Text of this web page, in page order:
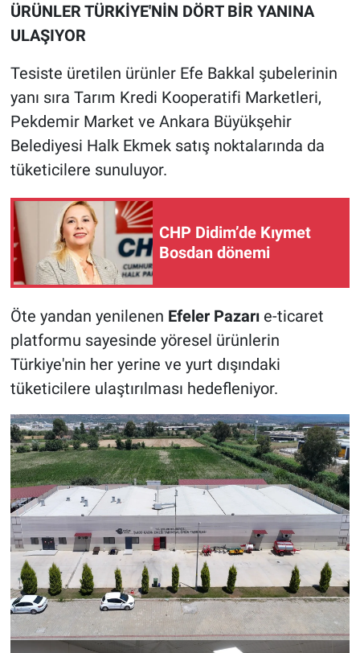
ÜRÜNLER TÜRKİYE'NİN DÖRT BİR YANINA
ULAŞIYOR
Tesiste üretilen ürünler Efe Bakkal şubelerinin
yanı sıra Tarım Kredi Kooperatifi Marketleri,
Pekdemir Market ve Ankara Büyükşehir
Belediyesi Halk Ekmek satış noktalarında da
tüketicilere sunuluyor.
CHP Didim’de Kıymet
Bosdan dönemi
Öte yandan yenilenen Efeler Pazarıe-ticaret
platformu sayesinde yöresel ürünlerin
Türkiye'nin her yerine ve yurt dışındaki
tüketicilere ulaştırılması hedefleniyor.